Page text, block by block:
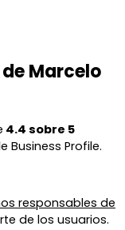
Marcelo
4.4 sobre 5
Business Profile.
responsables de
de los usuarios.